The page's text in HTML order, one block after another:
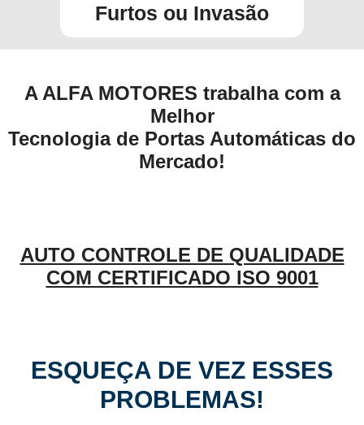
Furtos ou Invasão
A ALFA MOTORES trabalha com a
Melhor
Tecnologia de Portas Automáticas do
Mercado!
AUTO CONTROLE DE QUALIDADE
COM CERTIFICADO ISO 9001
ESQUEÇA DE VEZ ESSES
PROBLEMAS!